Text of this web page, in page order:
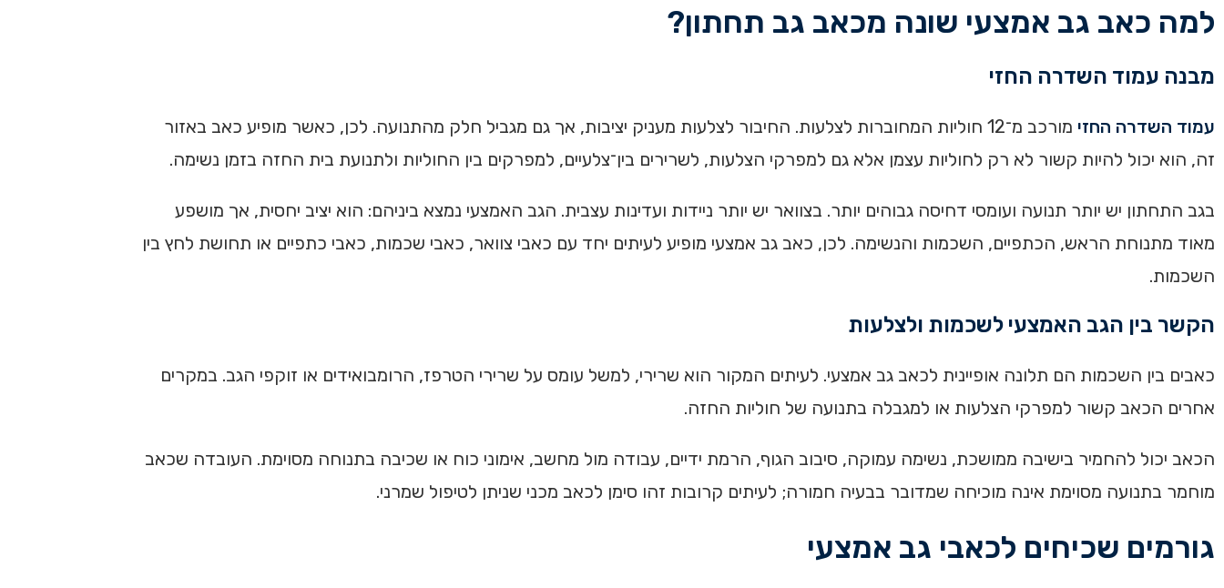
למה כאב גב אמצעי שונה מכאב גב תחתון?
מבנה עמוד השדרה החזי
עמוד השדרה החזי
מורכב מ־12 חוליות המחוברות לצלעות. החיבור לצלעות מעניק יציבות, אך גם מגביל חלק מהתנועה. לכן, כאשר מופיע כאב באזור
זה, הוא יכול להיות קשור לא רק לחוליות עצמן אלא גם למפרקי הצלעות, לשרירים בין־צלעיים, למפרקים בין החוליות ולתנועת בית החזה בזמן נשימה.
בגב התחתון יש יותר תנועה ועומסי דחיסה גבוהים יותר. בצוואר יש יותר ניידות ועדינות עצבית. הגב האמצעי נמצא ביניהם: הוא יציב יחסית, אך מושפע
מאוד מתנוחת הראש, הכתפיים, השכמות והנשימה. לכן, כאב גב אמצעי מופיע לעיתים יחד עם כאבי צוואר, כאבי שכמות, כאבי כתפיים או תחושת לחץ בין
השכמות.
הקשר בין הגב האמצעי לשכמות ולצלעות
כאבים בין השכמות הם תלונה אופיינית לכאב גב אמצעי. לעיתים המקור הוא שרירי, למשל עומס על שרירי הטרפז, הרומבואידים או זוקפי הגב. במקרים
אחרים הכאב קשור למפרקי הצלעות או למגבלה בתנועה של חוליות החזה.
הכאב יכול להחמיר בישיבה ממושכת, נשימה עמוקה, סיבוב הגוף, הרמת ידיים, עבודה מול מחשב, אימוני כוח או שכיבה בתנוחה מסוימת. העובדה שכאב
מוחמר בתנועה מסוימת אינה מוכיחה שמדובר בבעיה חמורה; לעיתים קרובות זהו סימן לכאב מכני שניתן לטיפול שמרני.
גורמים שכיחים לכאבי גב אמצעי